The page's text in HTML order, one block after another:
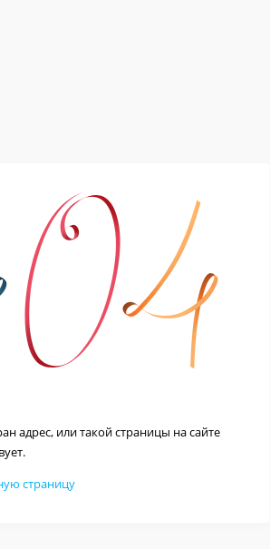
адрес, или такой страницы на сайте
страницу